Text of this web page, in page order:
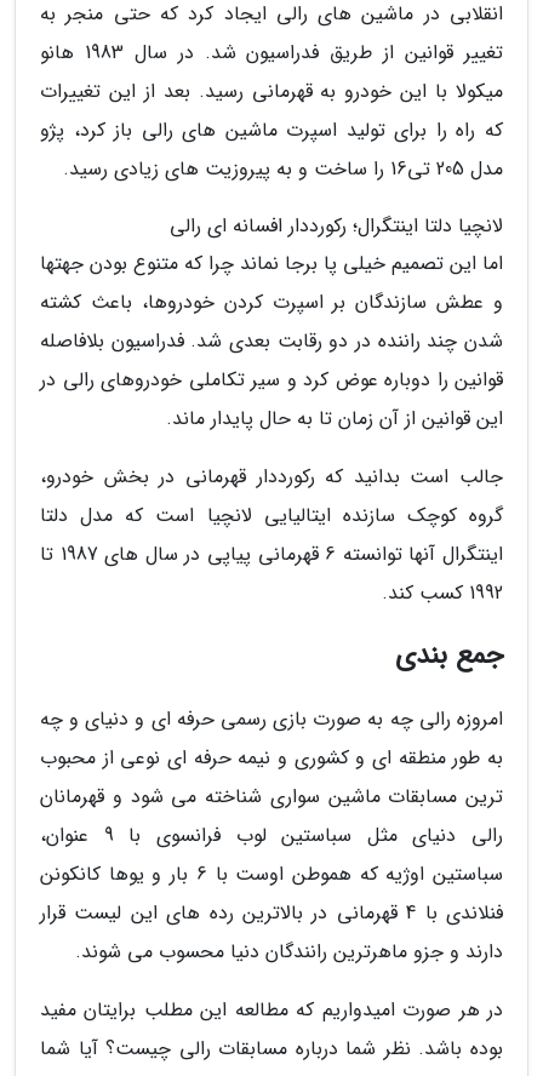
انقلابی در ماشین های رالی ایجاد کرد که حتی منجر به
تغییر قوانین از طریق فدراسیون شد. در سال 1983 هانو
میکولا با این خودرو به قهرمانی رسید. بعد از این تغییرات
که راه را برای تولید اسپرت ماشین های رالی باز کرد، پژو
مدل 205 تی16 را ساخت و به پیروزیت های زیادی رسید.
لانچیا دلتا اینتگرال؛ رکورددار افسانه ای رالی
اما این تصمیم خیلی پا برجا نماند چرا که متنوع بودن جهتها
و عطش سازندگان بر اسپرت کردن خودروها، باعث کشته
شدن چند راننده در دو رقابت بعدی شد. فدراسیون بلافاصله
قوانین را دوباره عوض کرد و سیر تکاملی خودروهای رالی در
این قوانین از آن زمان تا به حال پایدار ماند.
جالب است بدانید که رکورددار قهرمانی در بخش خودرو،
گروه کوچک سازنده ایتالیایی لانچیا است که مدل دلتا
اینتگرال آنها توانسته 6 قهرمانی پیاپی در سال های 1987 تا
1992 کسب کند.
جمع بندی
امروزه رالی چه به صورت بازی رسمی حرفه ای و دنیای و چه
به طور منطقه ای و کشوری و نیمه حرفه ای نوعی از محبوب
ترین مسابقات ماشین سواری شناخته می شود و قهرمانان
رالی دنیای مثل سباستین لوب فرانسوی با 9 عنوان،
سباستین اوژیه که هموطن اوست با 6 بار و یوها کانکونن
فنلاندی با 4 قهرمانی در بالاترین رده های این لیست قرار
دارند و جزو ماهرترین رانندگان دنیا محسوب می شوند.
در هر صورت امیدواریم که مطالعه این مطلب برایتان مفید
بوده باشد. نظر شما درباره مسابقات رالی چیست؟ آیا شما